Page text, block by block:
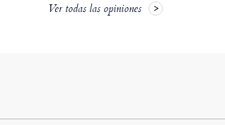
Ver todas las opiniones